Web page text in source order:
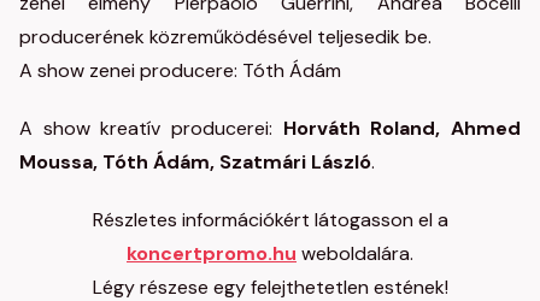
producerének közreműködésével teljesedik be.
A show zenei producere: Tóth Ádám
A show kreatív producerei: Horváth Roland, Ahmed
Moussa, Tóth Ádám, Szatmári László.
Részletes információkért látogasson el a
koncertpromo.hu weboldalára.
Légy részese egy felejthetetlen estének!